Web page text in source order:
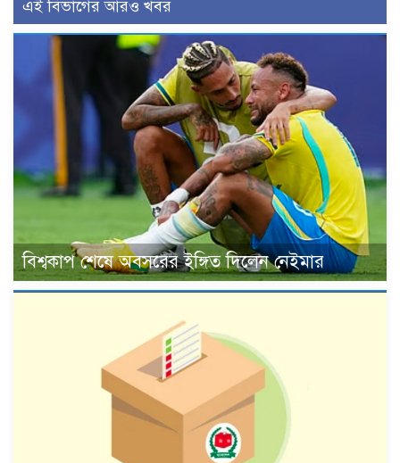
এই বিভাগের আরও খবর
বিশ্বকাপ শেষে অবসরের ইঙ্গিত দিলেন নেইমার